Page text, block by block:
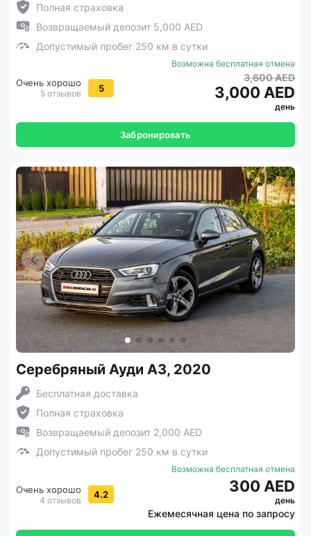
Полная страховка
Возвращаемый депозит 5,000 AED
Допустимый пробег 250 км в сутки
Очень хорошо
5 отзывов 5
Возможна бесплатная отмена
3,600 AED
3,000 AED
день
Забронировать
Серебряный Ауди А3, 2020
Бесплатная доставка
Полная страховка
Возвращаемый депозит 2,000 AED
Допустимый пробег 250 км в сутки
Очень хорошо
4 отзывов 4.2
Возможна бесплатная отмена
300 AED
день
Ежемесячная цена по запросу